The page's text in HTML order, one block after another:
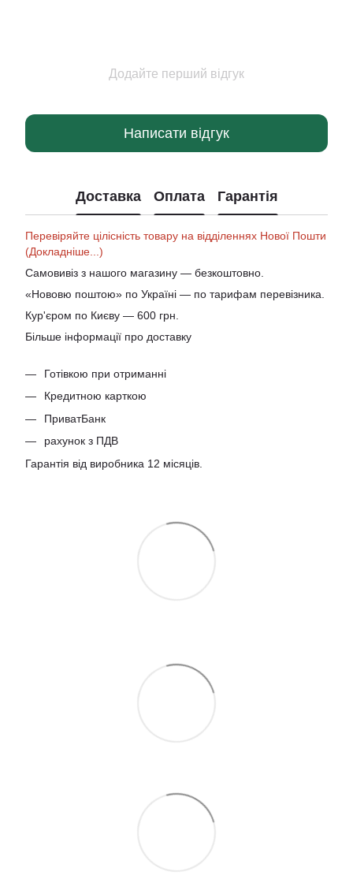
Додайте перший відгук
Написати відгук
Доставка Оплата Гарантія
Перевіряйте цілісність товару на відділеннях Нової Пошти
(Докладніше...)
Самовивіз з нашого магазину — безкоштовно.
«Нововю поштою» по Україні — по тарифам перевізника.
Кур'єром по Києву — 600 грн.
Більше інформації про доставку
Готівкою при отриманні
Кредитною карткою
ПриватБанк
рахунок з ПДВ
Гарантія від виробника 12 місяців.